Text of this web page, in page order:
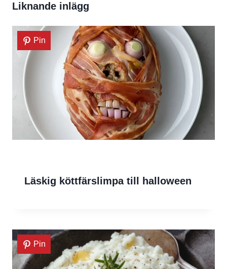
Liknande inlägg
Pin
Läskig köttfärslimpa till halloween
Pin